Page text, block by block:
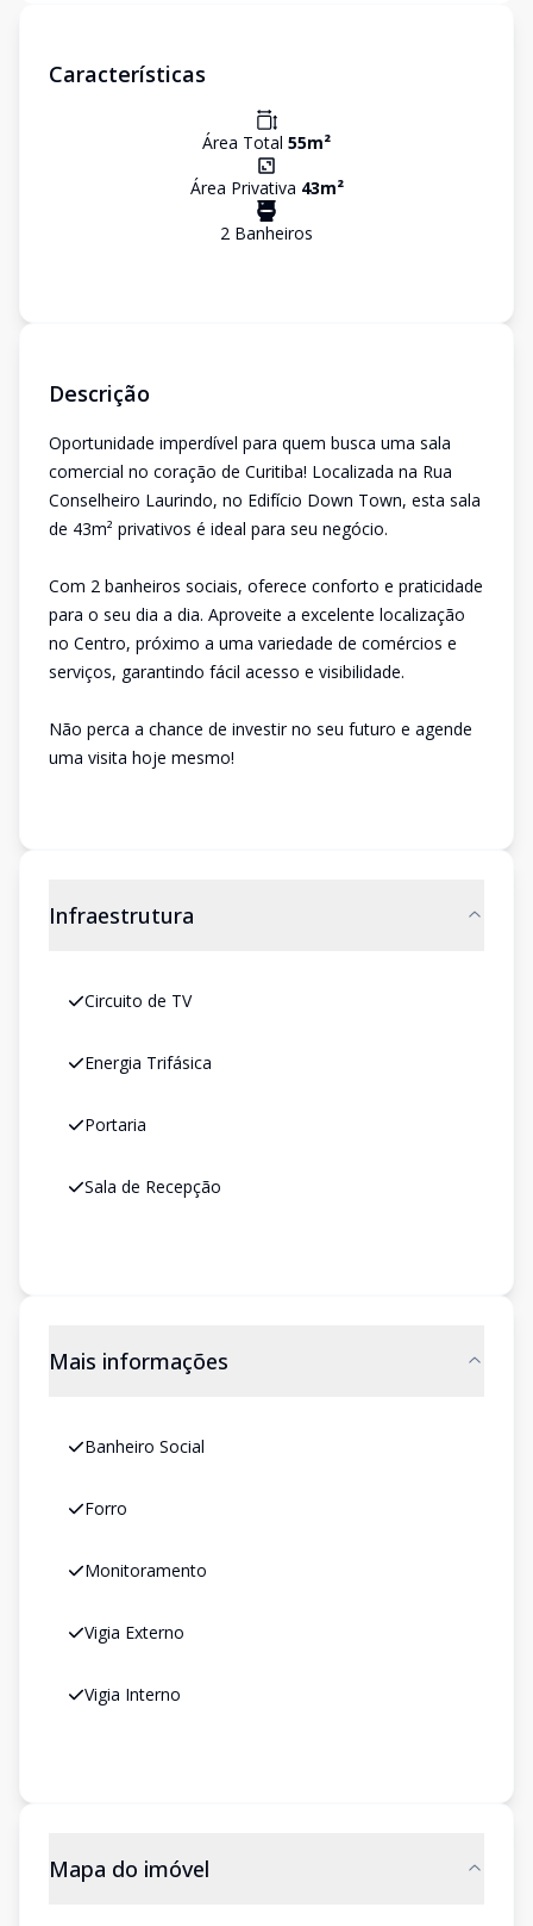
Características
Área Total 55m²
Área Privativa 43m²
2 Banheiros
Descrição
Oportunidade imperdível para quem busca uma sala
comercial no coração de Curitiba! Localizada na Rua
Conselheiro Laurindo, no Edifício Down Town, esta sala
de 43m² privativos é ideal para seu negócio.
Com 2 banheiros sociais, oferece conforto e praticidade
para o seu dia a dia. Aproveite a excelente localização
no Centro, próximo a uma variedade de comércios e
serviços, garantindo fácil acesso e visibilidade.
Não perca a chance de investir no seu futuro e agende
uma visita hoje mesmo!
Infraestrutura
Circuito de TV
Energia Trifásica
Portaria
Sala de Recepção
Mais informações
Banheiro Social
Forro
Monitoramento
Vigia Externo
Vigia Interno
Mapa do imóvel